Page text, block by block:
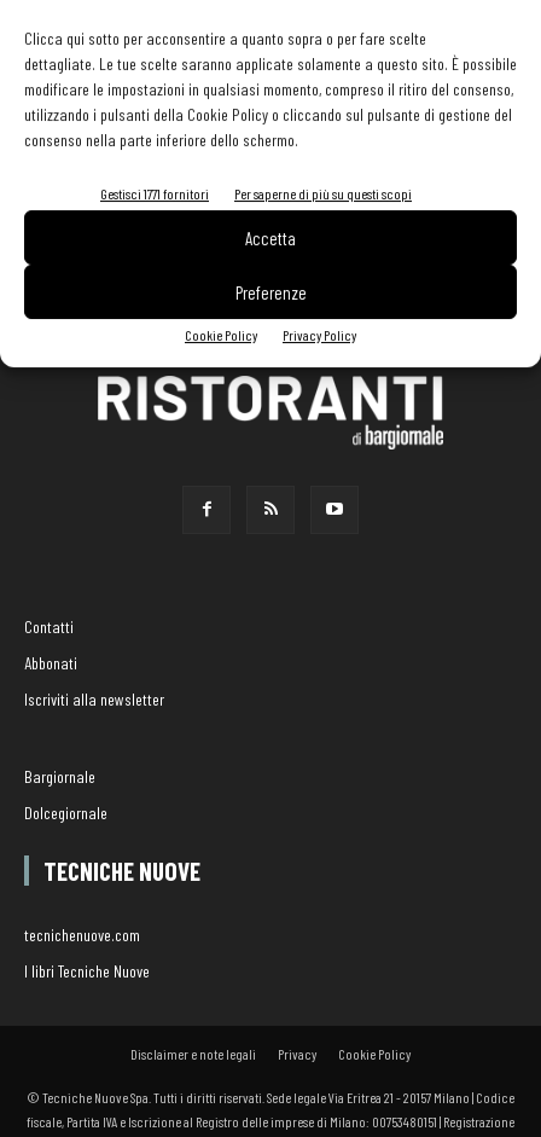
Clicca qui sotto per acconsentire a quanto sopra o per fare scelte
dettagliate. Le tue scelte saranno applicate solamente a questo sito. È possibile
modificare le impostazioni in qualsiasi momento, compreso il ritiro del consenso,
utilizzando i pulsanti della Cookie Policy o cliccando sul pulsante di gestione del
consenso nella parte inferiore dello schermo.
Gestisci 1771 fornitori Per saperne di più su questi scopi
Accetta
Preferenze
Cookie Policy Privacy Policy
Contatti
Abbonati
Iscriviti alla newsletter
Bargiornale
Dolcegiornale
TECNICHE NUOVE
tecnichenuove.com
I libri Tecniche Nuove
Disclaimer e note legali Privacy Cookie Policy
© Tecniche Nuove Spa. Tutti i diritti riservati. Sede legale Via Eritrea 21 - 20157 Milano | Codice
fiscale, Partita IVA e Iscrizione al Registro delle imprese di Milano: 00753480151 | Registrazione